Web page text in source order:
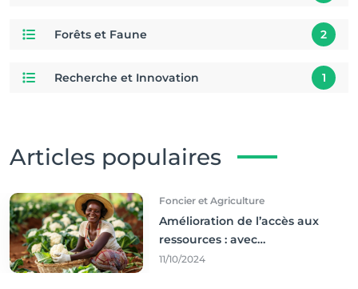
Forêts et Faune 2
Recherche et Innovation 1
Articles populaires
Foncier et Agriculture
Amélioration de l’accès aux
ressources : avec
l'incontournable ’agriculture
11/10/2024